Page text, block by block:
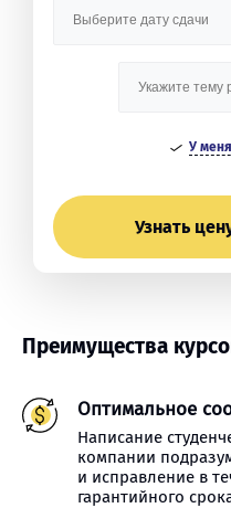
У
Узнать
Преимущества
Оптимальное
Написание
компании
и исправление в
гарантийного